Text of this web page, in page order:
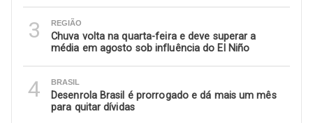
3 REGIÃO
Chuva volta na quarta-feira e deve superar a
média em agosto sob influência do El Niño
4 BRASIL
Desenrola Brasil é prorrogado e dá mais um mês
para quitar dívidas